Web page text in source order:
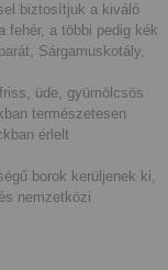
biztosítjuk a kiváló
fehér, a többi pedig kék
Sárgamuskotály,
üde, gyümölcsös
természetesen
érlelt
borok kerüljenek ki,
nemzetközi